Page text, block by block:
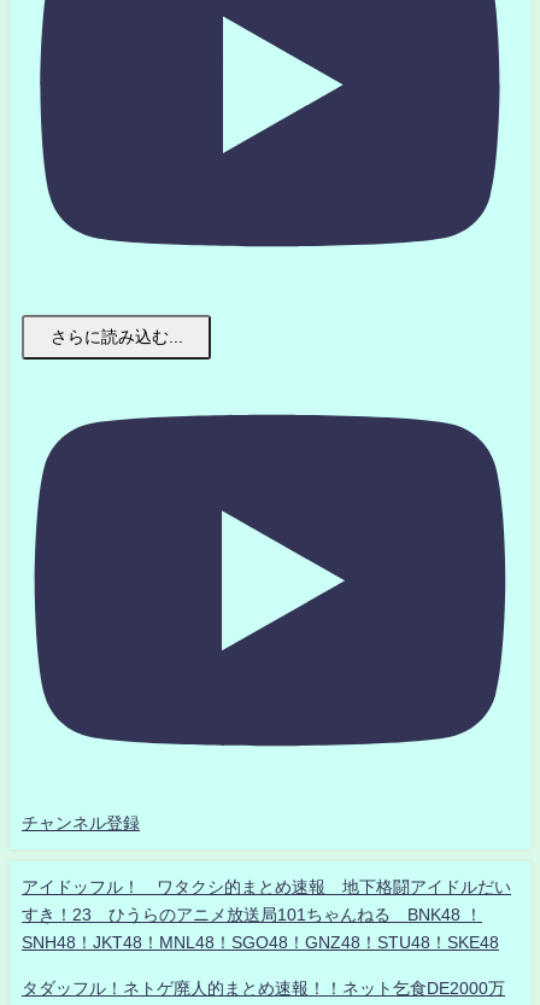
さらに読み込む...
チャンネル登録
アイドッフル！ ワタクシ的まとめ速報 地下格闘アイドルだい
すき！23 ひうらのアニメ放送局101ちゃんねる BNK48 ！
SNH48！JKT48！MNL48！SGO48！GNZ48！STU48！SKE48
タダッフル！ネトゲ廃人的まとめ速報！！ネット乞食DE2000万